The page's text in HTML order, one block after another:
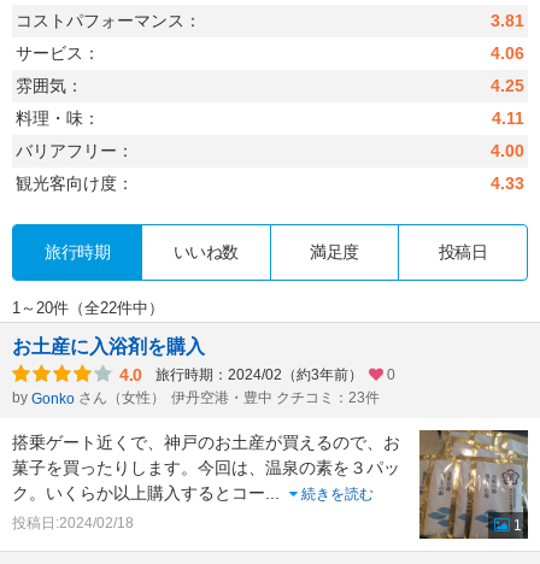
コストパフォーマンス：
3.81
サービス：
4.06
雰囲気：
4.25
料理・味：
4.11
バリアフリー：
4.00
観光客向け度：
4.33
旅行時期 いいね数 満足度 投稿日
1～20件（全22件中）
お土産に入浴剤を購入
4.0 旅行時期：2024/02（約3年前）
0
by Gonko さん（女性） 伊丹空港・豊中 クチコミ：23件
搭乗ゲート近くで、神戸のお土産が買えるので、お
菓子を買ったりします。今回は、温泉の素を３パッ
ク。いくらか以上購入するとコー
続きを読む
投稿日:2024/02/18
1